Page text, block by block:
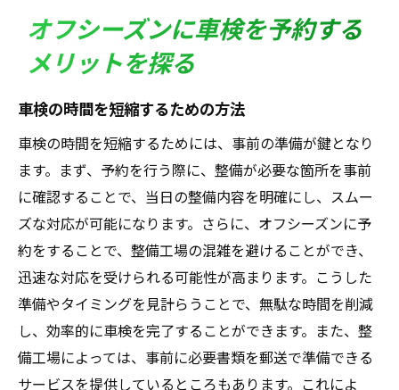
オフシーズンに車検を予約する
メリットを探る
車検の時間を短縮するための方法
車検の時間を短縮するためには、事前の準備が鍵となり
ます。まず、予約を行う際に、整備が必要な箇所を事前
に確認することで、当日の整備内容を明確にし、スムー
ズな対応が可能になります。さらに、オフシーズンに予
約をすることで、整備工場の混雑を避けることができ、
迅速な対応を受けられる可能性が高まります。こうした
準備やタイミングを見計らうことで、無駄な時間を削減
し、効率的に車検を完了することができます。また、整
備工場によっては、事前に必要書類を郵送で準備できる
サービスを提供しているところもあります。これによ